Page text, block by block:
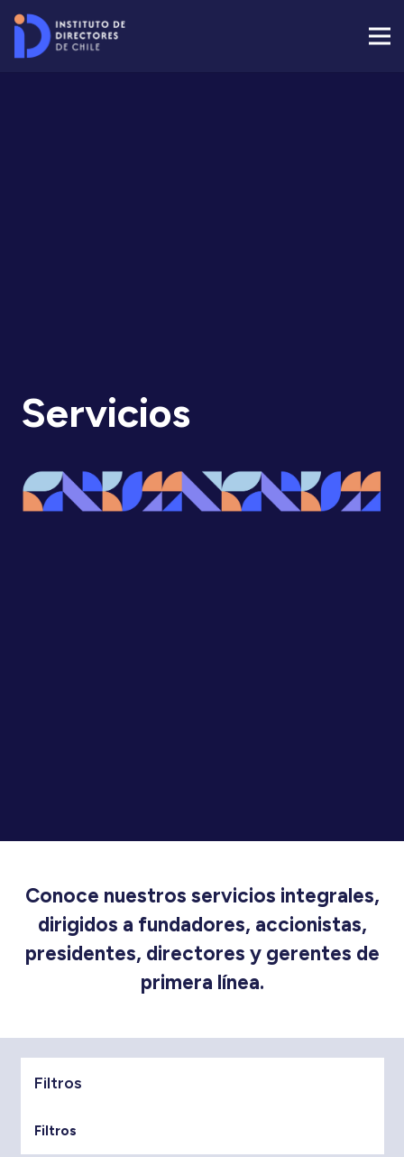
Servicios
Conoce nuestros servicios integrales,
dirigidos a fundadores, accionistas,
presidentes, directores y gerentes de
primera línea.
Filtros
Filtros